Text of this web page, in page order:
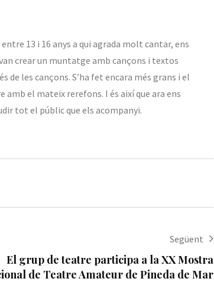
13 i 16 anys a qui agrada molt cantar, ens
crear un muntatge amb cançons i textos
de les cançons. S’ha fet encara més grans i el
el mateix rerefons. I és així que ara ens
tot el públic que els acompanyi.
Següent
El grup de teatre participa a la XX Mostra
de Teatre Amateur de Pineda de Mar